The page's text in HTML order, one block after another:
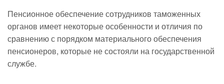
Пенсионное обеспечение сотрудников таможенных
органов имеет некоторые особенности и отличия по
сравнению с порядком материального обеспечения
пенсионеров, которые не состояли на государственной
службе.